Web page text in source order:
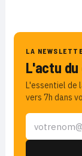
LA
L'actu
L'essentiel de
vers 7h dans